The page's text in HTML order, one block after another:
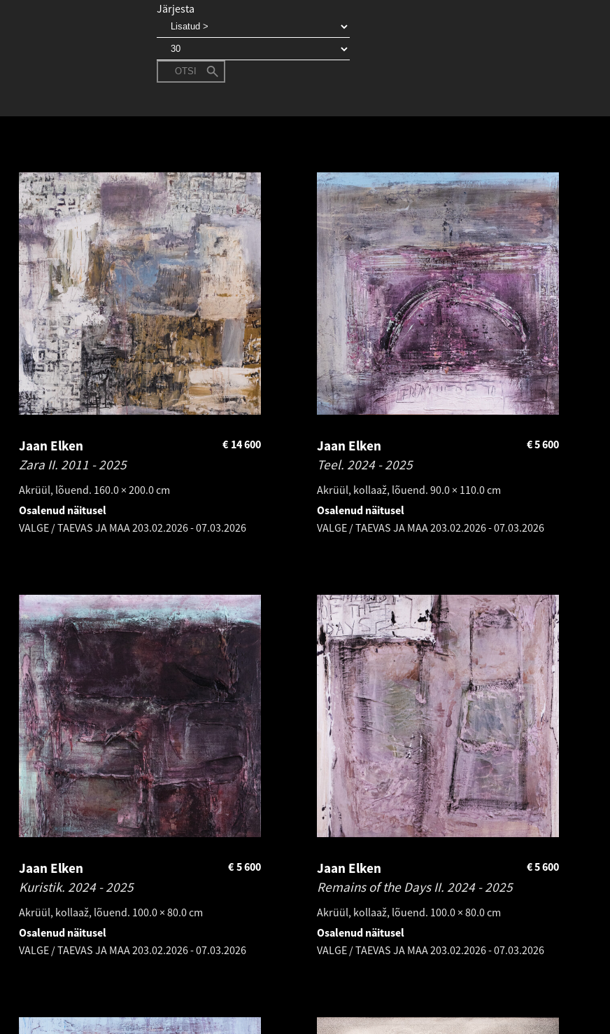
Järjesta
OTSI
Jaan Elken
Zara II. 2011 - 2025
Akrüül, lõuend. 160.0 × 200.0 cm
14 600
€
Osalenud näitusel
VALGE / TAEVAS JA MAA 203.02.2026-07.03.2026
Jaan Elken
Teel. 2024 - 2025
Akrüül, kollaaž, lõuend. 90.0 × 110.0 cm
5 600
€
Osalenud näitusel
VALGE / TAEVAS JA MAA 203.02.2026-07.03.2026
Jaan Elken
Kuristik. 2024 - 2025
Akrüül, kollaaž, lõuend. 100.0 × 80.0 cm
5 600
€
Osalenud näitusel
VALGE / TAEVAS JA MAA 203.02.2026-07.03.2026
Jaan Elken
Remains of the Days II. 2024 - 2025
Akrüül, kollaaž, lõuend. 100.0 × 80.0 cm
5 600
€
Osalenud näitusel
VALGE / TAEVAS JA MAA 203.02.2026-07.03.2026